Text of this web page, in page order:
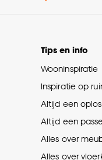
Tips en info
Wooninspiratie
Inspiratie op
Altijd een
Altijd een
Alles over
Alles over